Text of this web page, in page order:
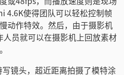
4.6K使得团队可以轻松控制帧
动作特效。然后，由于摄影机
员就可以在摄影机上回放素材
镜头，超近距离拍摄了模特涂